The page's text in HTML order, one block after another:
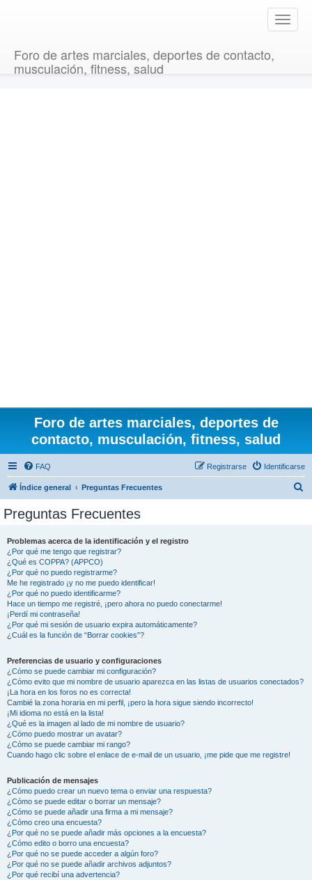
T
o
Foro de artes marciales, deportes de contacto,
musculación, fitness, salud
Foro de artes marciales, deportes de
contacto, musculación, fitness, salud
FAQ Identificarse
Registrarse
Índice general Preguntas Frecuentes
Preguntas Frecuentes
Problemas acerca de la identificación y el registro
¿Por qué me tengo que registrar?
¿Qué es COPPA? (APPCO)
¿Por qué no puedo registrarme?
Me he registrado ¡y no me puedo identificar!
¿Por qué no puedo identificarme?
Hace un tiempo me registré, ¡pero ahora no puedo conectarme!
¡Perdí mi contraseña!
¿Por qué mi sesión de usuario expira automáticamente?
¿Cuál es la función de “Borrar cookies”?
Preferencias de usuario y configuraciones
¿Cómo se puede cambiar mi configuración?
¿Cómo evito que mi nombre de usuario aparezca en las listas de usuarios conectados?
¡La hora en los foros no es correcta!
Cambié la zona horaria en mi perfil, ¡pero la hora sigue siendo incorrecto!
¡Mi idioma no está en la lista!
¿Qué es la imagen al lado de mi nombre de usuario?
¿Cómo puedo mostrar un avatar?
¿Cómo se puede cambiar mi rango?
Cuando hago clic sobre el enlace de e-mail de un usuario, ¡me pide que me registre!
Publicación de mensajes
¿Cómo puedo crear un nuevo tema o enviar una respuesta?
¿Cómo se puede editar o borrar un mensaje?
¿Cómo se puede añadir una firma a mi mensaje?
¿Cómo creo una encuesta?
¿Por qué no se puede añadir más opciones a la encuesta?
¿Cómo edito o borro una encuesta?
¿Por qué no se puede acceder a algún foro?
¿Por qué no se puede añadir archivos adjuntos?
¿Por qué recibí una advertencia?